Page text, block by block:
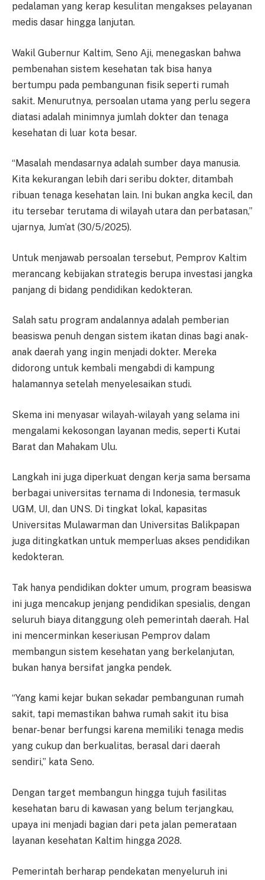
pedalaman yang kerap kesulitan mengakses pelayanan
medis dasar hingga lanjutan.
Wakil Gubernur Kaltim, Seno Aji, menegaskan bahwa
pembenahan sistem kesehatan tak bisa hanya
bertumpu pada pembangunan fisik seperti rumah
sakit. Menurutnya, persoalan utama yang perlu segera
diatasi adalah minimnya jumlah dokter dan tenaga
kesehatan di luar kota besar.
“Masalah mendasarnya adalah sumber daya manusia.
Kita kekurangan lebih dari seribu dokter, ditambah
ribuan tenaga kesehatan lain. Ini bukan angka kecil, dan
itu tersebar terutama di wilayah utara dan perbatasan,”
ujarnya, Jum’at (30/5/2025).
Untuk menjawab persoalan tersebut, Pemprov Kaltim
merancang kebijakan strategis berupa investasi jangka
panjang di bidang pendidikan kedokteran.
Salah satu program andalannya adalah pemberian
beasiswa penuh dengan sistem ikatan dinas bagi anak-
anak daerah yang ingin menjadi dokter. Mereka
didorong untuk kembali mengabdi di kampung
halamannya setelah menyelesaikan studi.
Skema ini menyasar wilayah-wilayah yang selama ini
mengalami kekosongan layanan medis, seperti Kutai
Barat dan Mahakam Ulu.
Langkah ini juga diperkuat dengan kerja sama bersama
berbagai universitas ternama di Indonesia, termasuk
UGM, UI, dan UNS. Di tingkat lokal, kapasitas
Universitas Mulawarman dan Universitas Balikpapan
juga ditingkatkan untuk memperluas akses pendidikan
kedokteran.
Tak hanya pendidikan dokter umum, program beasiswa
ini juga mencakup jenjang pendidikan spesialis, dengan
seluruh biaya ditanggung oleh pemerintah daerah. Hal
ini mencerminkan keseriusan Pemprov dalam
membangun sistem kesehatan yang berkelanjutan,
bukan hanya bersifat jangka pendek.
“Yang kami kejar bukan sekadar pembangunan rumah
sakit, tapi memastikan bahwa rumah sakit itu bisa
benar-benar berfungsi karena memiliki tenaga medis
yang cukup dan berkualitas, berasal dari daerah
sendiri,” kata Seno.
Dengan target membangun hingga tujuh fasilitas
kesehatan baru di kawasan yang belum terjangkau,
upaya ini menjadi bagian dari peta jalan pemerataan
layanan kesehatan Kaltim hingga 2028.
Pemerintah berharap pendekatan menyeluruh ini